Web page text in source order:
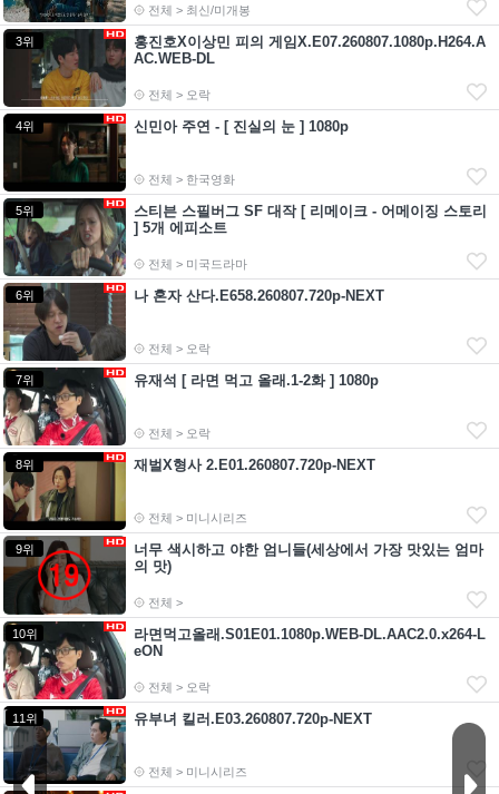
전체 > 최신/미개봉
3위
홍진호X이상민 피의 게임X.E07.260807.1080p.H264.A
AC.WEB-DL
전체 > 오락
4위 신민아 주연 - [ 진실의 눈 ] 1080p
전체 > 한국영화
5위
스티븐 스필버그 SF 대작 [ 리메이크 - 어메이징 스토리
] 5개 에피소트
전체 > 미국드라마
6위 나 혼자 산다.E658.260807.720p-NEXT
전체 > 오락
7위 유재석 [ 라면 먹고 올래.1-2화 ] 1080p
전체 > 오락
8위 재벌X형사 2.E01.260807.720p-NEXT
전체 > 미니시리즈
9위
너무 색시하고 야한 엄니들(세상에서 가장 맛있는 엄마
의 맛)
전체 >
10위
라면먹고올래.S01E01.1080p.WEB-DL.AAC2.0.x264-L
eON
전체 > 오락
11위 유부녀 킬러.E03.260807.720p-NEXT
전체 > 미니시리즈